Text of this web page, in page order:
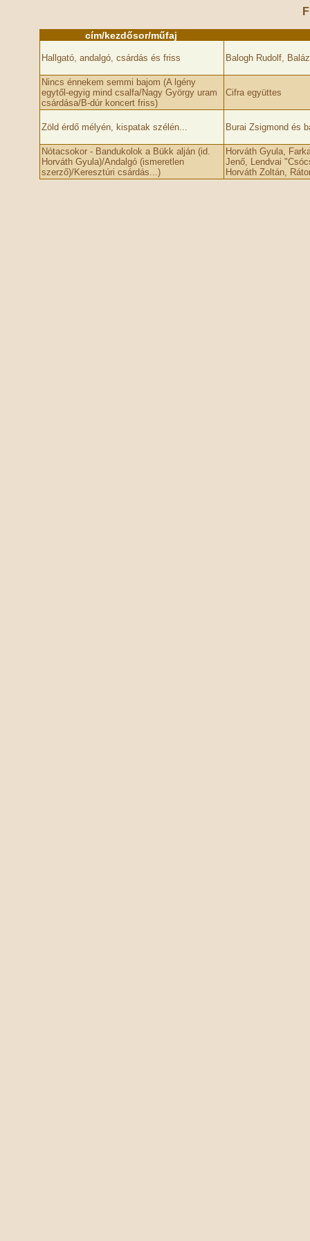
cím/kezdősor/műfaj
Hallgató, andalgó, csárdás és friss Balogh Rudolf,
Nincs énnekem semmi bajom (A lgény
egytől-egyig mind csalfa/Nagy György uram
csárdása/B-dúr koncert friss)
Cifra együttes
Zöld érdő mélyén, kispatak szélén... Burai Zsigmond és
Nótacsokor - Bandukolok a Bükk alján (id.
Horváth Gyula)/Andalgó (ismeretlen
szerző)/Keresztúri csárdás...)
Horváth Gyula,
Jenő, Lendvai
Horváth Zoltán,